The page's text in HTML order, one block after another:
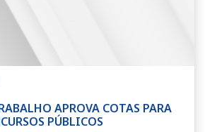
APROVA COTAS PARA
PÚBLICOS